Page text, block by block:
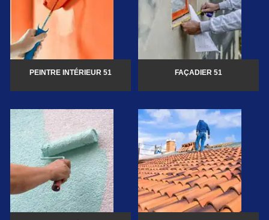
PEINTRE INTÉRIEUR 51 FAÇADIER 51